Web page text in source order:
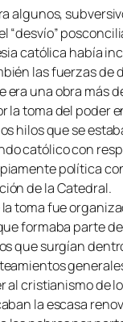
algunos,
“desvío”
católica había
las fuerzas de
era una obra más
la toma del poder
hilos que se
católico con
política
de la Catedral.
la toma fue
formaba parte
que surgían
al cristianismo de
la escasa